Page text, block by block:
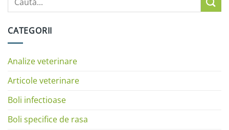
CATEGORII
Analize veterinare
Articole veterinare
Boli infectioase
Boli specifice de rasa